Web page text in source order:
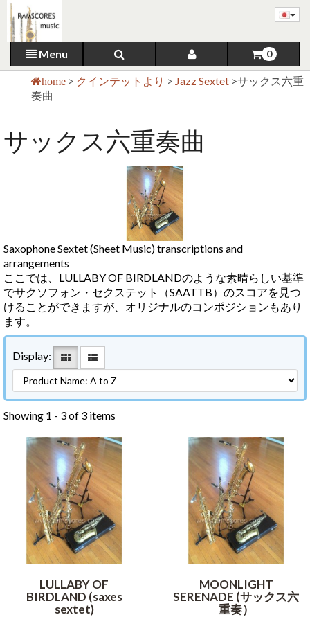
Menu 0
home > クインテットより > Jazz Sextet >サックス六重
奏曲
サックス六重奏曲
Saxophone Sextet (Sheet Music) transcriptions and
arrangements
ここでは、LULLABY OF BIRDLANDのような素晴らしい基準
でサクソフォン・セクステット（SAATTB）のスコアを見つ
けることができますが、オリジナルのコンポジションもあり
ます。
Display:
Showing 1 - 3 of 3 items
LULLABY OF
BIRDLAND (saxes
sextet)
MOONLIGHT
SERENADE (サックス六
重奏）